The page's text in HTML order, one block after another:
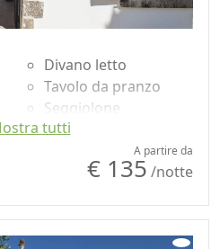
Divano letto
Tavolo da pranzo
Seggiolone
Utensili da cucina
Lavastoviglie
Zona pranzo
all'aperto
tutti
A partire da
€ 135 /notte